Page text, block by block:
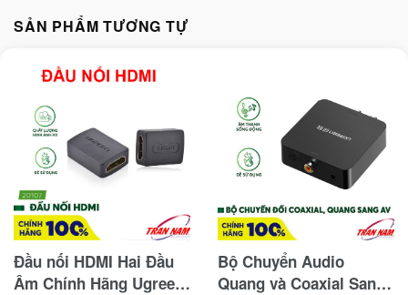
SẢN PHẨM TƯƠNG TỰ
Đầu nối HDMI Hai Đầu
Âm Chính Hãng Ugreen
Bộ Chuyển Audio
Quang và Coaxial Sang